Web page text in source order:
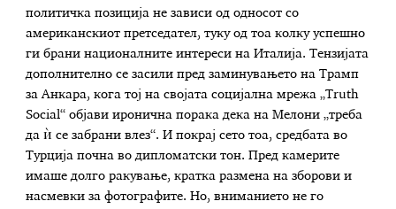
политичка позиција не зависи од односот со
американскиот претседател, туку од тоа колку успешно
ги брани националните интереси на Италија. Тензијата
дополнително се засили пред заминувањето на Трамп
за Анкара, кога тој на својата социјална мрежа „Truth
Social“ објави иронична порака дека на Мелони „треба
да ѝ се забрани влез“. И покрај сето тоа, средбата во
Турција почна во дипломатски тон. Пред камерите
имаше долго ракување, кратка размена на зборови и
насмевки за фотографите. Но, вниманието не го